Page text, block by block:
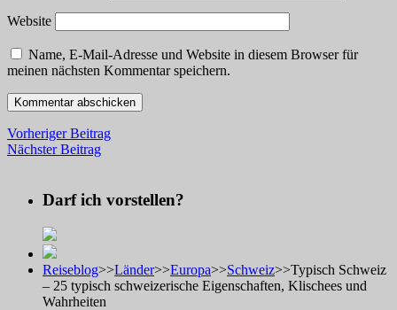
Website
Name, E-Mail-Adresse und Website in diesem Browser für
meinen nächsten Kommentar speichern.
Vorheriger Beitrag
Nächster Beitrag
Darf ich vorstellen?
Reiseblog>>Länder>>Europa>>Schweiz>>Typisch Schweiz
– 25 typisch schweizerische Eigenschaften, Klischees und
Wahrheiten